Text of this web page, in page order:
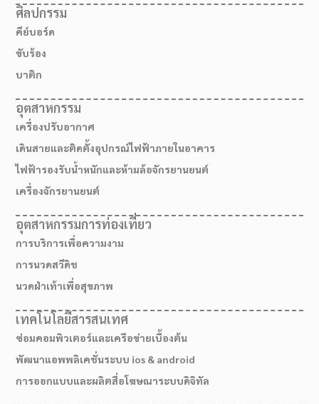
เส้นทางมาโรงเรียน
ศิลปกรรม
คีย์บอร์ด
ขับร้อง
บาติก
อุตสาหกรรม
เครื่องปรับอากาศ
เดินสายและติดตั้งอุปกรณ์ไฟฟ้าภายในอาคาร
ไฟฟ้ารองรับน้ำหนักและห้ามล้อจักรยานยนต์
เครื่องจักรยานยนต์
อุตสาหกรรมการท่องเที่ยว
การบริการเพื่อความงาม
การนวดสวีดิช
นวดฝ่าเท้าเพื่อสุขภาพ
เทคโนโลยีสารสนเทศ
ซ่อมคอมพิวเตอร์และเครือข่ายเบื้องต้น
พัฒนาแอพพลิเคชั่นระบบ ios & android
การออกแบบและผลิตสื่อโฆษณาระบบดิจิทัล